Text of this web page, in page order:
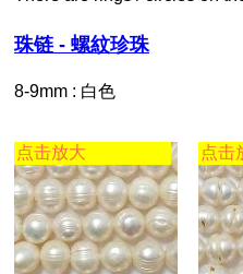
珠链 - 螺紋珍珠
8-9mm : 白色
点击放大 点击